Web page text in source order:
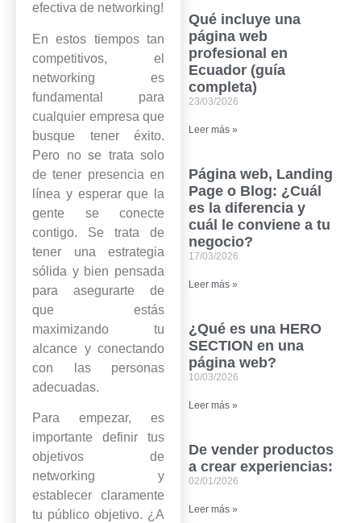
efectiva de networking!
En estos tiempos tan
competitivos, el
networking es
fundamental para
cualquier empresa que
busque tener éxito.
Pero no se trata solo
de tener presencia en
línea y esperar que la
gente se conecte
contigo. Se trata de
tener una estrategia
sólida y bien pensada
para asegurarte de
que estás
maximizando tu
alcance y conectando
con las personas
adecuadas.
Para empezar, es
importante definir tus
objetivos de
networking y
establecer claramente
tu público objetivo. ¿A
Qué incluye una
página web
profesional en
Ecuador (guía
completa)
23/03/2026
Leer más »
Página web, Landing
Page o Blog: ¿Cuál
es la diferencia y
cuál le conviene a tu
negocio?
17/03/2026
Leer más »
¿Qué es una HERO
SECTION en una
página web?
10/03/2026
Leer más »
De vender productos
a crear experiencias:
02/01/2026
Leer más »